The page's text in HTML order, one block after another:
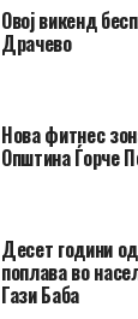
​Овој викенд
Драчево
Нова фитнес
Општина Ѓорче
Десет години
поплава во
Гази Баба